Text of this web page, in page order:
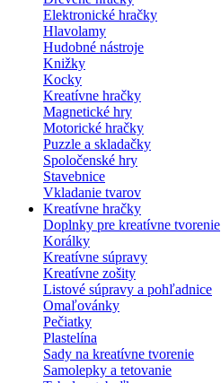
Elektronické hračky
Hlavolamy
Hudobné nástroje
Knižky
Kocky
Kreatívne hračky
Magnetické hry
Motorické hračky
Puzzle a skladačky
Spoločenské hry
Stavebnice
Vkladanie tvarov
Kreatívne hračky
Doplnky pre kreatívne tvorenie
Korálky
Kreatívne súpravy
Kreatívne zošity
Listové súpravy a pohľadnice
Omaľovánky
Pečiatky
Plastelína
Sady na kreatívne tvorenie
Samolepky a tetovanie